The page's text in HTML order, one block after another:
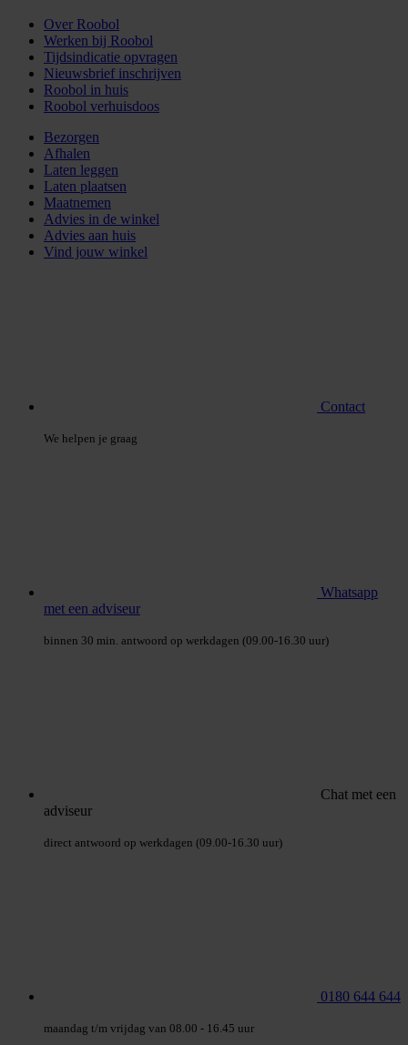
Over Roobol
Werken bij Roobol
Tijdsindicatie opvragen
Nieuwsbrief inschrijven
Roobol in huis
Roobol verhuisdoos
Bezorgen
Afhalen
Laten leggen
Laten plaatsen
Maatnemen
Advies in de winkel
Advies aan huis
Vind jouw winkel
Contact
We helpen je graag
Whatsapp
met een adviseur
binnen 30 min. antwoord op werkdagen (09.00-16.30 uur)
Chat met een
adviseur
direct antwoord op werkdagen (09.00-16.30 uur)
0180 644 644
maandag t/m vrijdag van 08.00 - 16.45 uur